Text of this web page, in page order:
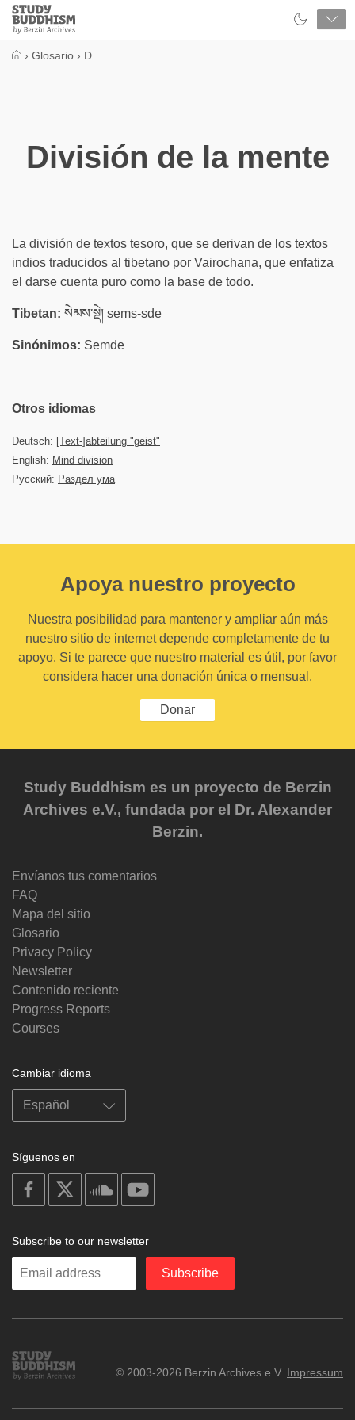
Close
Study
Buddhism
› Glosario › D
División de la mente
La división de textos tesoro, que se derivan de los textos
indios traducidos al tibetano por Vairochana, que enfatiza
el darse cuenta puro como la base de todo.
Tibetan: སེམས་སྡེ། sems-sde
Sinónimos: Semde
Otros idiomas
Deutsch: [Text-]abteilung "geist"
English: Mind division
Русский: Раздел ума
Apoya nuestro proyecto
Nuestra posibilidad para mantener y ampliar aún más
nuestro sitio de internet depende completamente de tu
apoyo. Si te parece que nuestro material es útil, por favor
considera hacer una donación única o mensual.
Donar
Study Buddhism es un proyecto de Berzin
Archives e.V., fundada por el Dr. Alexander
Berzin.
Envíanos tus comentarios
FAQ
Mapa del sitio
Glosario
Privacy Policy
Newsletter
Contenido reciente
Progress Reports
Courses
Cambiar idioma
Síguenos en
on
facebook
soundcloud
Subscribe to our newsletter
Enter
Subscribe
Study
Buddhism
© 2003-2026 Berzin Archives e.V. Impressum